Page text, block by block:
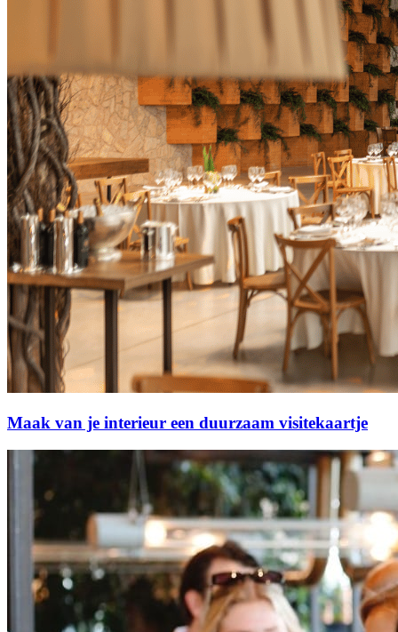
Maak van je interieur een duurzaam visitekaartje